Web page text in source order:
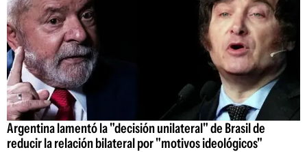
Argentina lamentó la "decisión unilateral" de Brasil de
reducir la relación bilateral por "motivos ideológicos"